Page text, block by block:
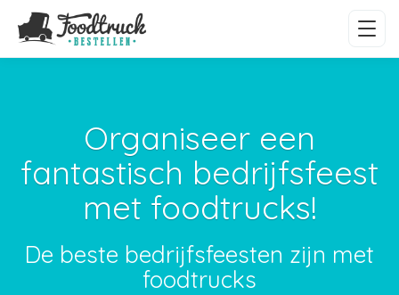
Organiseer een
fantastisch bedrijfsfeest
met foodtrucks!
De beste bedrijfsfeesten zijn met
foodtrucks